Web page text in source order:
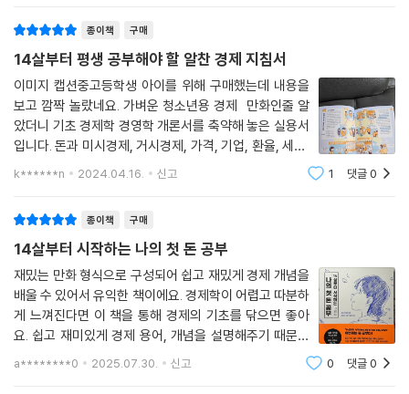
대원칙입니다. 이렇게 돈의 의미를 생각하면 세상에서 일어나는 일들이 조
금씩 선명하게 보이기 시작합니다.
--- p.30
가치를 창출하고 돈의 순환을 만드는 곳
지금까지 정부와 중앙은행 등의 역할을 살펴봤습니다. 여기서는 세상에 존
재하는 여러 기업의 역할에 대해 살펴볼게요. 첫 번째 역할은 가치를 창출
해 세상에 제공하는 거예요. 만들어 낸 재화나 서비스에 돈이라는 대가가
면 돈의 움직임이 생기지 않습니다. 두 번째 역할은 사람을 고용하는 것입
니다. 기업이 활동하려면 일할 사람이 필요해요. 기업에서 일하는 사람은
급여를 받아 안정된 생활을 할 수 있죠. 안정된 수입이 있고 생활이나 미래
에 대한 불안이 줄어들면 사람은 안심하고 돈을 씁니다. 그러면 소비가 늘
고 경기가 좋아지겠지요? 어딘가에 고용되지 않고 프리랜서로 일하는 사
람도 기업에서 일을 받고 그 대가로 돈을 받아요. 이렇게 기업이 있기 때문
에 사람들에게 돈이 돌아갑니다. 세 번째 역할은 세금이나 사회보험료를
은 칼럼을 통해 담아냈다. 사회?경제 교과와도 연계되어 교과서에 나오는
돈의 의미, 자본주의와 빈부 격차, 투자의 원리와 방법, 인생의 3대 자금,
부의 불평등, 수요와 공급 등 필수 개념들을 총망라하고 있어 좋은 경제 가
이드북을 찾는다면 이 책 한 권으로 충분하다.
추천의 글
돈과 미래에 대한 이야기가, 알기 쉽고 자세하게 담겨 있습니다. 교과서와
책 읽는 걸 그다지 좋아하지 않는데, 쉽고 재미있게 읽을 수 있었어요. 진로
에 대해 고민하고 있었는데, 사회의 구조와 돈과의 관계를 이해하고, 일하
는 것에 대해 다시 생각할 수 있었습니다. (15세, 고등학생)
재미있는 만화와 일러스트 덕분에 돈에 대해 잘 이해했어요. 친구들에게도
추천하고 싶어요. (11세, 초등학생)
종이책 구매
14살부터 평생 공부해야 할 알찬 경제 지침서
이미지 캡션중고등학생 아이를 위해 구매했는데 내용을
보고 깜짝 놀랐네요. 가벼운 청소년용 경제 만화인줄 알
았더니 기초 경제학 경영학 개론서를 축약해 놓은 실용서
입니다. 돈과 미시경제, 거시경제, 가격, 기업, 환율, 세금,
연금, 보험, 생산과 소비, 유통, 마케팅 전범위에 걸쳐 평
k******n 2024.04.16. 신고 1 댓글0
종이책 구매
14살부터 시작하는 나의 첫 돈 공부
재밌는 만화 형식으로 구성되어 쉽고 재밌게 경제 개념을
배울 수 있어서 유익한 책이에요. 경제학이 어렵고 따분하
게 느껴진다면 이 책을 통해 경제의 기초를 닦으면 좋아
요. 쉽고 재미있게 경제 용어, 개념을 설명해주기 때문에
경제 초보자들도 이해가 쏙쏙 잘되네요. 우리가 사는 세상
a********0 2025.07.30. 신고 0 댓글0